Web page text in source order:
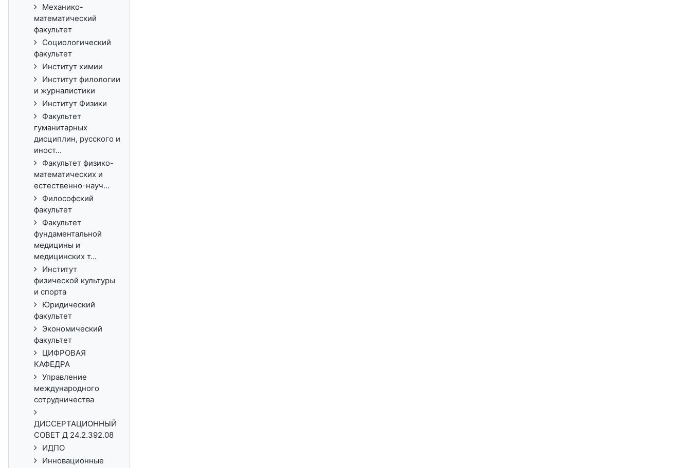
Механико-
математический
факультет
Социологический
факультет
Институт химии
Институт филологии
и журналистики
Институт Физики
Факультет
гуманитарных
дисциплин, русского и
иност...
Факультет физико-
математических и
естественно-науч...
Философский
факультет
Факультет
фундаментальной
медицины и
медицинских т...
Институт
физической культуры
и спорта
Юридический
факультет
Экономический
факультет
ЦИФРОВАЯ
КАФЕДРА
Управление
международного
сотрудничества
ДИССЕРТАЦИОННЫЙ
СОВЕТ Д 24.2.392.08
ИДПО
Инновационные